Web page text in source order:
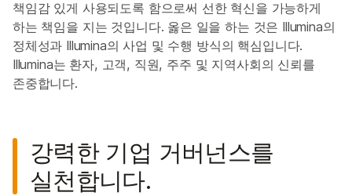
책임감 있게 사용되도록 함으로써 선한 혁신을 가능하게
하는 책임을 지는 것입니다. 옳은 일을 하는 것은 Illumina의
정체성과 Illumina의 사업 및 수행 방식의 핵심입니다.
Illumina는 환자, 고객, 직원, 주주 및 지역사회의 신뢰를
존중합니다.
강력한 기업 거버넌스를
실천합니다.